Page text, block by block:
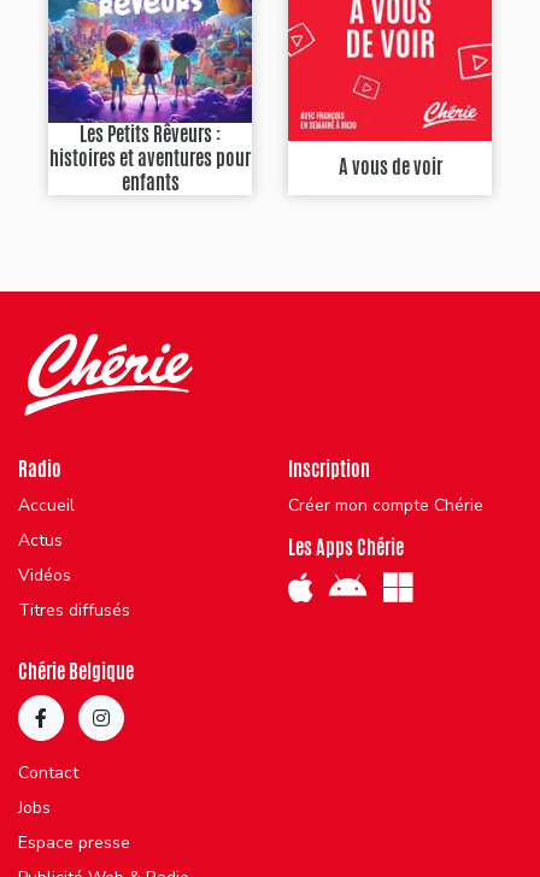
Les Petits Rêveurs :
histoires et aventures pour
enfants
A vous de voir
Radio
Accueil
Actus
Vidéos
Titres diffusés
Inscription
Créer mon compte Chérie
Les Apps Chérie
Chérie Belgique
Contact
Jobs
Espace presse